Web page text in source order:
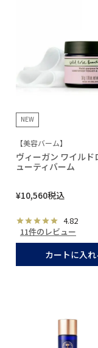
NEW
【美容バーム】
ヴィーガン ワイルド
ューティバーム
¥10,560税込
4.82
11件のレビュー
カートに入れ